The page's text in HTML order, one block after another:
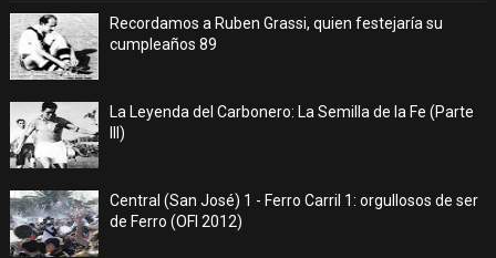
Recordamos a Ruben Grassi, quien festejaría su
cumpleaños 89
La Leyenda del Carbonero: La Semilla de la Fe (Parte
III)
Central (San José) 1 - Ferro Carril 1: orgullosos de ser
de Ferro (OFI 2012)